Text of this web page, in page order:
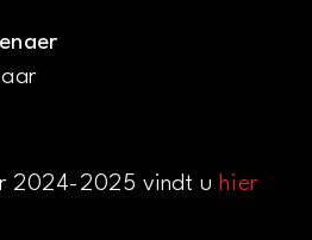
2024-2025 vindt u hier